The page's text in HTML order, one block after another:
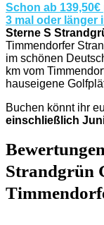
Schon ab
3 mal oder länger
Sterne S
Timmendorfer
im schönen
km vom
hauseigene
Buchen könnt ihr
einschließlich
Strandgrün